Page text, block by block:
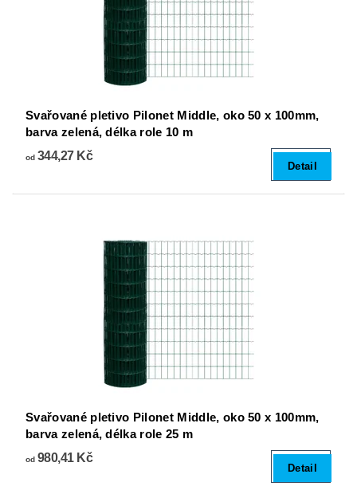
Svařované pletivo Pilonet Middle, oko 50 x 100mm,
barva zelená, délka role 10 m
od344,27 Kč
Detail
Svařované pletivo Pilonet Middle, oko 50 x 100mm,
barva zelená, délka role 25 m
od980,41 Kč
Detail